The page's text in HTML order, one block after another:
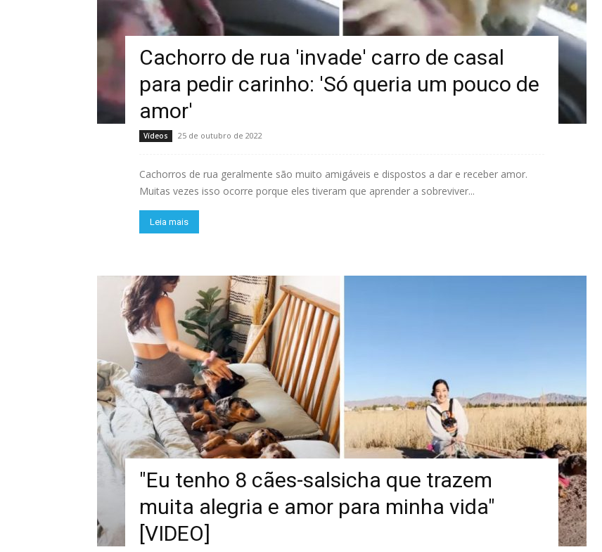
Cachorro de rua 'invade' carro de casal
para pedir carinho: 'Só queria um pouco de
amor'
Vídeos 25 de outubro de 2022
Cachorros de rua geralmente são muito amigáveis ​​e dispostos a dar e receber amor.
Muitas vezes isso ocorre porque eles tiveram que aprender a sobreviver...
Leia mais
"Eu tenho 8 cães-salsicha que trazem
muita alegria e amor para minha vida"
[VIDEO]